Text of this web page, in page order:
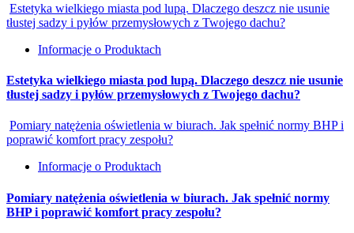
Estetyka wielkiego miasta pod lupą. Dlaczego deszcz nie usunie
tłustej sadzy i pyłów przemysłowych z Twojego dachu?
Informacje o Produktach
Estetyka wielkiego miasta pod lupą. Dlaczego deszcz nie usunie
tłustej sadzy i pyłów przemysłowych z Twojego dachu?
Pomiary natężenia oświetlenia w biurach. Jak spełnić normy BHP i
poprawić komfort pracy zespołu?
Informacje o Produktach
Pomiary natężenia oświetlenia w biurach. Jak spełnić normy
BHP i poprawić komfort pracy zespołu?